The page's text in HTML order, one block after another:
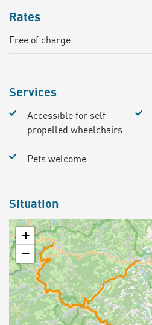
Rates
Free of charge.
Services
Accessible for self-
propelled wheelchairs
Pets welcome
Situation
+
−